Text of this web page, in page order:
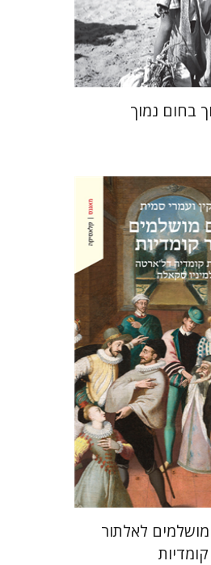
אתר ספר מודפס
$46
$41
בחום נמוך
עמרי סמית
אתר ספר מודפס
$42
$38
לאלתור
קומדיות